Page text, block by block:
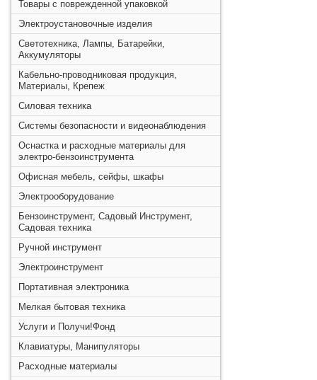
Товары с поврежденной упаковкой
Электроустановочные изделия
Светотехника, Лампы, Батарейки,
Аккумуляторы
Кабельно-проводниковая продукция,
Материалы, Крепеж
Силовая техника
Системы безопасности и видеонаблюдения
Оснастка и расходные материалы для
электро-бензоинструмента
Офисная мебель, сейфы, шкафы
Электрооборудование
Бензоинструмент, Садовый Инструмент,
Садовая техника
Ручной инструмент
Электроинструмент
Портативная электроника
Мелкая бытовая техника
Услуги и Получи!Фонд
Клавиатуры, Манипуляторы
Расходные материалы